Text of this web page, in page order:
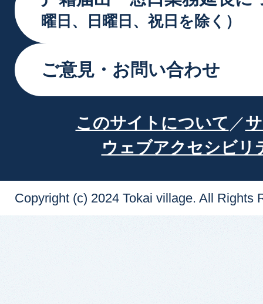
曜日、日曜日、祝日を除く）
ご意見・お問い合わせ
このサイトについて
ウェブアクセシビリ
Copyright (c) 2024 Tokai village. All Rights